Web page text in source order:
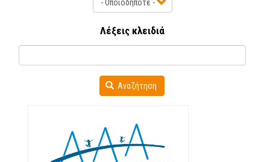
Λέξεις κλειδιά
Αναζήτηση